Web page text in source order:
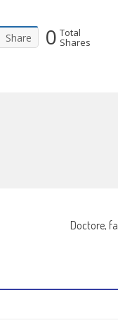
Share 0 Total
Shares
Doctore,